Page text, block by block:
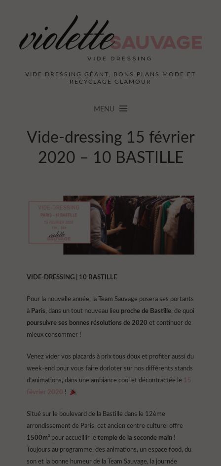
VIDE DRESSING GÉANT, BONS PLANS MODE ET
RECYCLAGE GLAMOUR
MENU
Vide-dressing 15 février
2020 – 10 BASTILLE
VIDE-DRESSING | 10 BASTILLE
Pour la nouvelle année, la Team Sauvage posera ses portants
à Paris, dans un tout nouveau lieu proche de Bastille, de quoi
poursuivre ses bonnes résolutions de 2020 et continuer de
mieux consommer !
Venez vider vos placards à prix tous doux et profiter aussi du
week-end pour vous faire dorloter sur nos différents stands
d’animations, dans une ambiance cool et décontractée le 15
février 2020 !
Situé sur le boulevard de la Bastille dans le 12ème
arrondissement de Paris, cet ancien centre culturel offre
1500m² pour accueillir le temple de la seconde main !
Toujours au programme, des animations, un espace food, du
son et la bonne humeur de la Team Sauvage, la journée